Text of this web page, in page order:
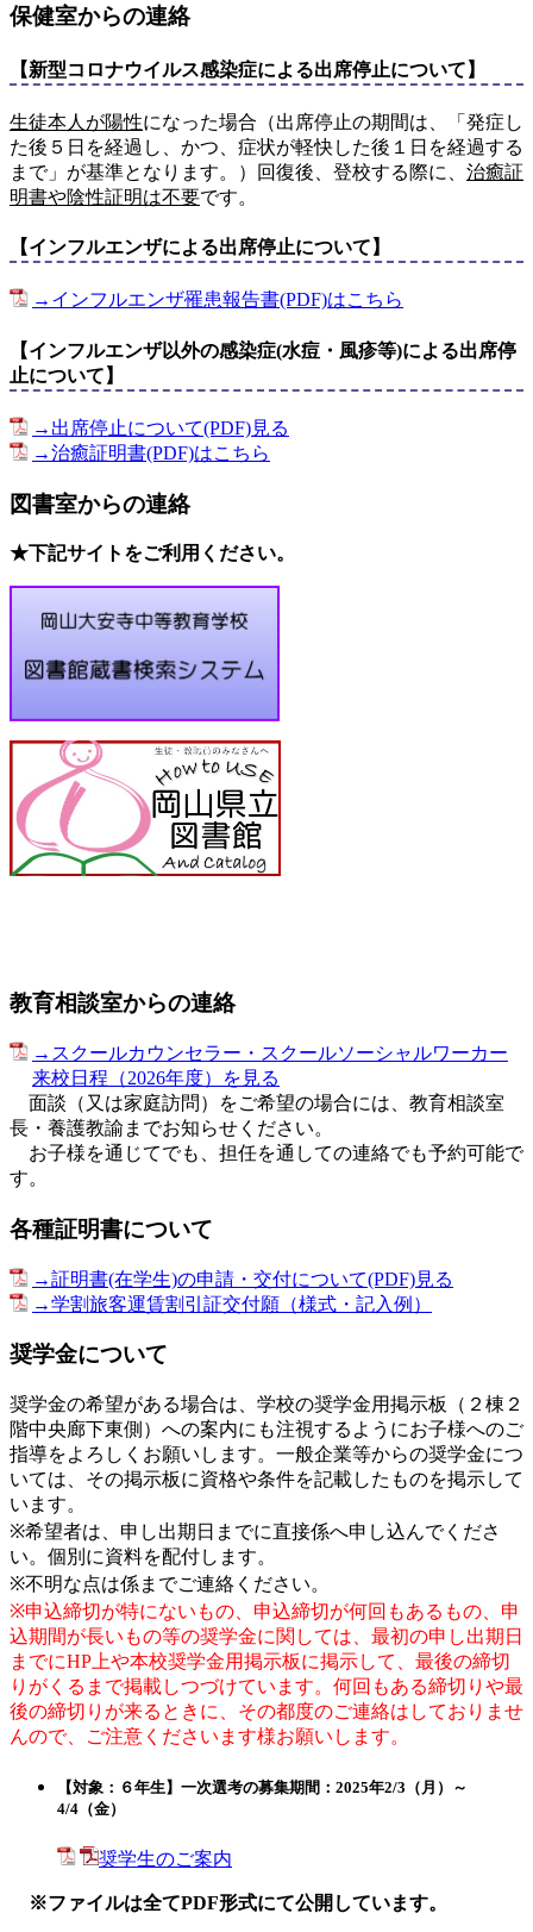
保健室からの連絡
【新型コロナウイルス感染症による出席停止について】
生徒本人が陽性になった場合（出席停止の期間は、「発症し
た後５日を経過し、かつ、症状が軽快した後１日を経過する
まで」が基準となります。）回復後、登校する際に、 治癒証
明書や陰性証明は不要です。
【インフルエンザによる出席停止について】
→インフルエンザ罹患報告書(PDF)はこちら
【インフルエンザ以外の感染症(水痘・風疹等)による出席停
止について】
→出席停止について(PDF)見る
→治癒証明書(PDF)はこちら
図書室からの連絡
★下記サイトをご利用ください。
教育相談室からの連絡
→スクールカウンセラー・スクールソーシャルワーカー
来校日程（2026年度）を見る
面談（又は家庭訪問）をご希望の場合には、教育相談室
長・養護教諭までお知らせください。
お子様を通じてでも、担任を通しての連絡でも予約可能で
す。
各種証明書について
→証明書(在学生)の申請・交付について(PDF)見る
→学割旅客運賃割引証交付願（様式・記入例）
奨学金について
奨学金の希望がある場合は、学校の奨学金用掲示板（２棟２
階中央廊下東側）への案内にも注視するようにお子様へのご
指導をよろしくお願いします。一般企業等からの奨学金につ
いては、その掲示板に資格や条件を記載したものを掲示して
います。
※希望者は、申し出期日までに直接係へ申し込んでくださ
い。個別に資料を配付します。
※不明な点は係までご連絡ください。
※申込締切が特にないもの、申込締切が何回もあるもの、申
込期間が長いもの等の奨学金に関しては、最初の申し出期日
までにHP上や本校奨学金用掲示板に掲示して、最後の締切
りがくるまで掲載しつづけています。何回もある締切りや最
後の締切りが来るときに、その都度のご連絡はしておりませ
んので、ご注意くださいます様お願いします。
【対象：６年生】一次選考の募集期間：2025年2/3（月）～
4/4（金）
奨学生のご案内
※ファイルは全てPDF形式にて公開しています。